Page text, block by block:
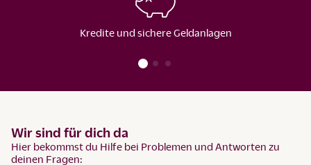
Kredite und sichere Geldanlagen
Wir sind für dich da
Hier bekommst du Hilfe bei Problemen und Antworten zu
deinen Fragen: